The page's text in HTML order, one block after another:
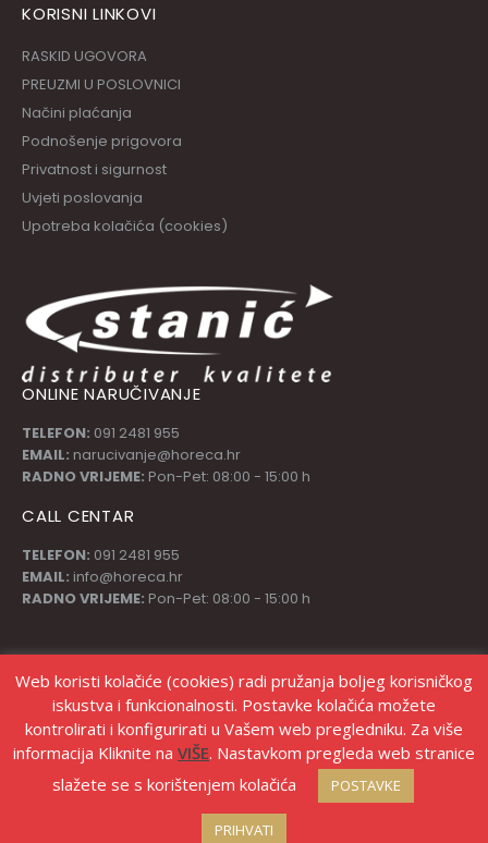
KORISNI LINKOVI
RASKID UGOVORA
PREUZMI U POSLOVNICI
Načini plaćanja
Podnošenje prigovora
Privatnost i sigurnost
Uvjeti poslovanja
Upotreba kolačića (cookies)
ONLINE NARUČIVANJE
TELEFON: 091 2481 955
EMAIL: narucivanje@horeca.hr
RADNO VRIJEME: Pon-Pet: 08:00 - 15:00 h
CALL CENTAR
TELEFON: 091 2481 955
EMAIL: info@horeca.hr
RADNO VRIJEME: Pon-Pet: 08:00 - 15:00 h
Izrada web shopa Marketing strategije
Web koristi kolačiće (cookies) radi pružanja boljeg korisničkog
iskustva i funkcionalnosti. Postavke kolačića možete
kontrolirati i konfigurirati u Vašem web pregledniku. Za više
informacija Kliknite na VIŠE. Nastavkom pregleda web stranice
slažete se s korištenjem kolačića
POSTAVKE
PRIHVATI